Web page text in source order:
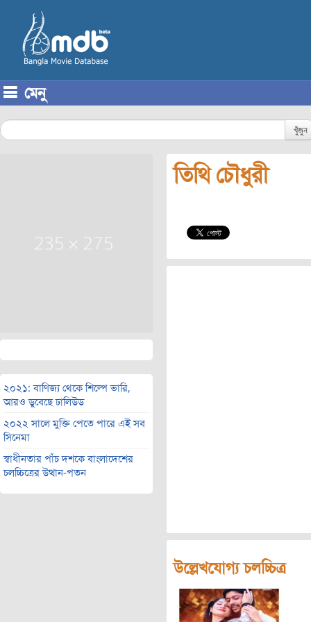
মেনু
খুঁজুন
২০২১: বাণিজ্য থেকে শিল্পে ভারি,
আরও ডুবেছে ঢালিউড
২০২২ সালে মুক্তি পেতে পারে এই সব
সিনেমা
স্বাধীনতার পাঁচ দশকে বাংলাদেশের
চলচ্চিত্রের উত্থান-পতন
তিথি চৌধুরী
উল্লেখযোগ্য চলচ্চিত্র